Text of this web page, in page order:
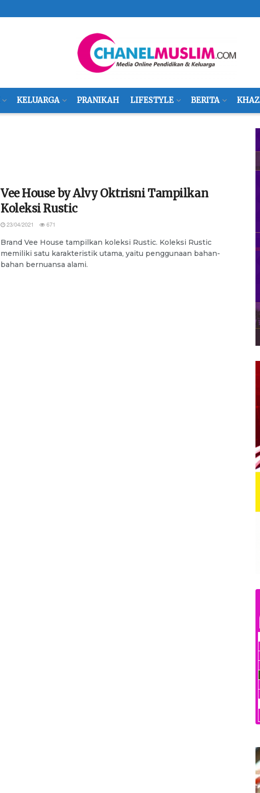
KELUARGA PRANIKAH LIFESTYLE BERITA
Vee House by Alvy Oktrisni Tampilkan
Koleksi Rustic
23/04/2021 671
Brand Vee House tampilkan koleksi Rustic. Koleksi Rustic
memiliki satu karakteristik utama, yaitu penggunaan bahan-
bahan bernuansa alami.